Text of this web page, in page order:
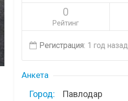
0
Рейтинг
Регистрация: 1 год назад
Анкета
Город: Павлодар